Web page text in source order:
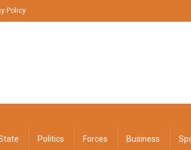
Policy
Politics Forces Business